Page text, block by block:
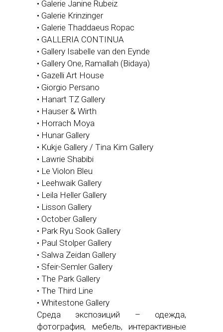
• Galerie Janine Rubeiz
• Galerie Krinzinger
• Galerie Thaddaeus Ropac
• GALLERIA CONTINUA
• Gallery Isabelle van den Eynde
• Gallery One, Ramallah (Bidaya)
• Gazelli Art House
• Giorgio Persano
• Hanart TZ Gallery
• Hauser & Wirth
• Horrach Moya
• Hunar Gallery
• Kukje Gallery / Tina Kim Gallery
• Lawrie Shabibi
• Le Violon Bleu
• Leehwaik Gallery
• Leila Heller Gallery
• Lisson Gallery
• October Gallery
• Park Ryu Sook Gallery
• Paul Stolper Gallery
• Salwa Zeidan Gallery
• Sfeir-Semler Gallery
• The Park Gallery
• The Third Line
• Whitestone Gallery
Среда экспозиций – одежда,
фотография, мебель, интерактивные